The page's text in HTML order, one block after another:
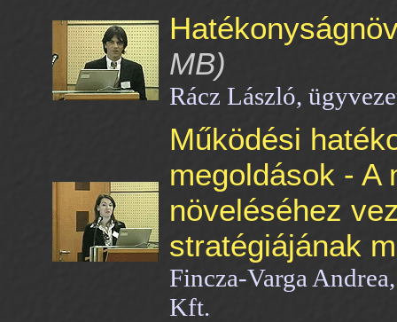
MB)
Rácz László,
Működési
megoldások - A
növeléséhez
stratégiájának
Fincza-Varga
Kft.